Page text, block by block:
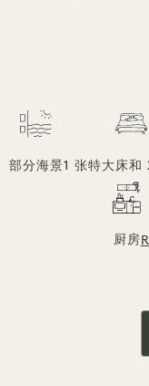
部分海景1 张特大床和
厨房